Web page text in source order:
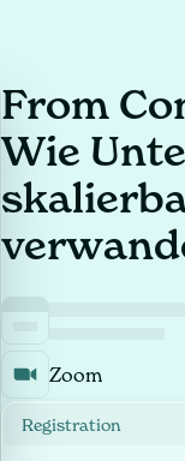
From
Wie
Zoom
Registration